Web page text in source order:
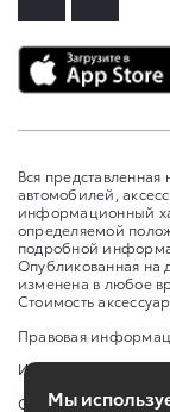
Вся
автомобилей,
информационный
определяемой
подробной
Опубликованная
изменена в любое
Стоимость
Правовая
Изменить настройку
Сбросить cookie
Мы